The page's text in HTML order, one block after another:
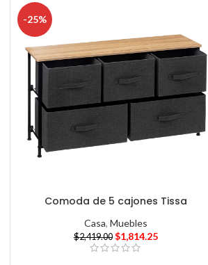
-25%
Comoda de 5 cajones Tissa
Casa,Muebles
$2,419.00 $1,814.25